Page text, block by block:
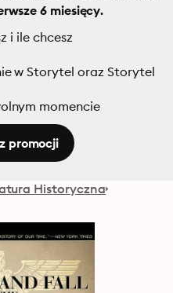
6 miesięcy.
i ile chcesz
w Storytel oraz Storytel
momencie
promocji
Historyczna